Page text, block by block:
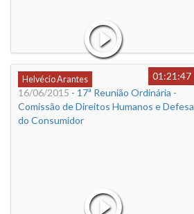
Helvécio Arantes
01:21:47
16/06/2015 - 17ª Reunião Ordinária -
Comissão de Direitos Humanos e Defesa
do Consumidor